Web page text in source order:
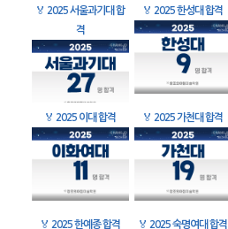
🏅 2025 서울과기대 합
격
🏅 2025 한성대 합격
🏅 2025 이대 합격 🏅 2025 가천대 합격
🏅 2025 한예종 합격 🏅 2025 숙명여대 합격